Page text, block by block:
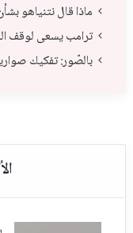
ماذا قال نتنياهو
النووي؟
ماذا قال نتنياهو
ترامب يسعى لوقف
بالصّور: تفكيك